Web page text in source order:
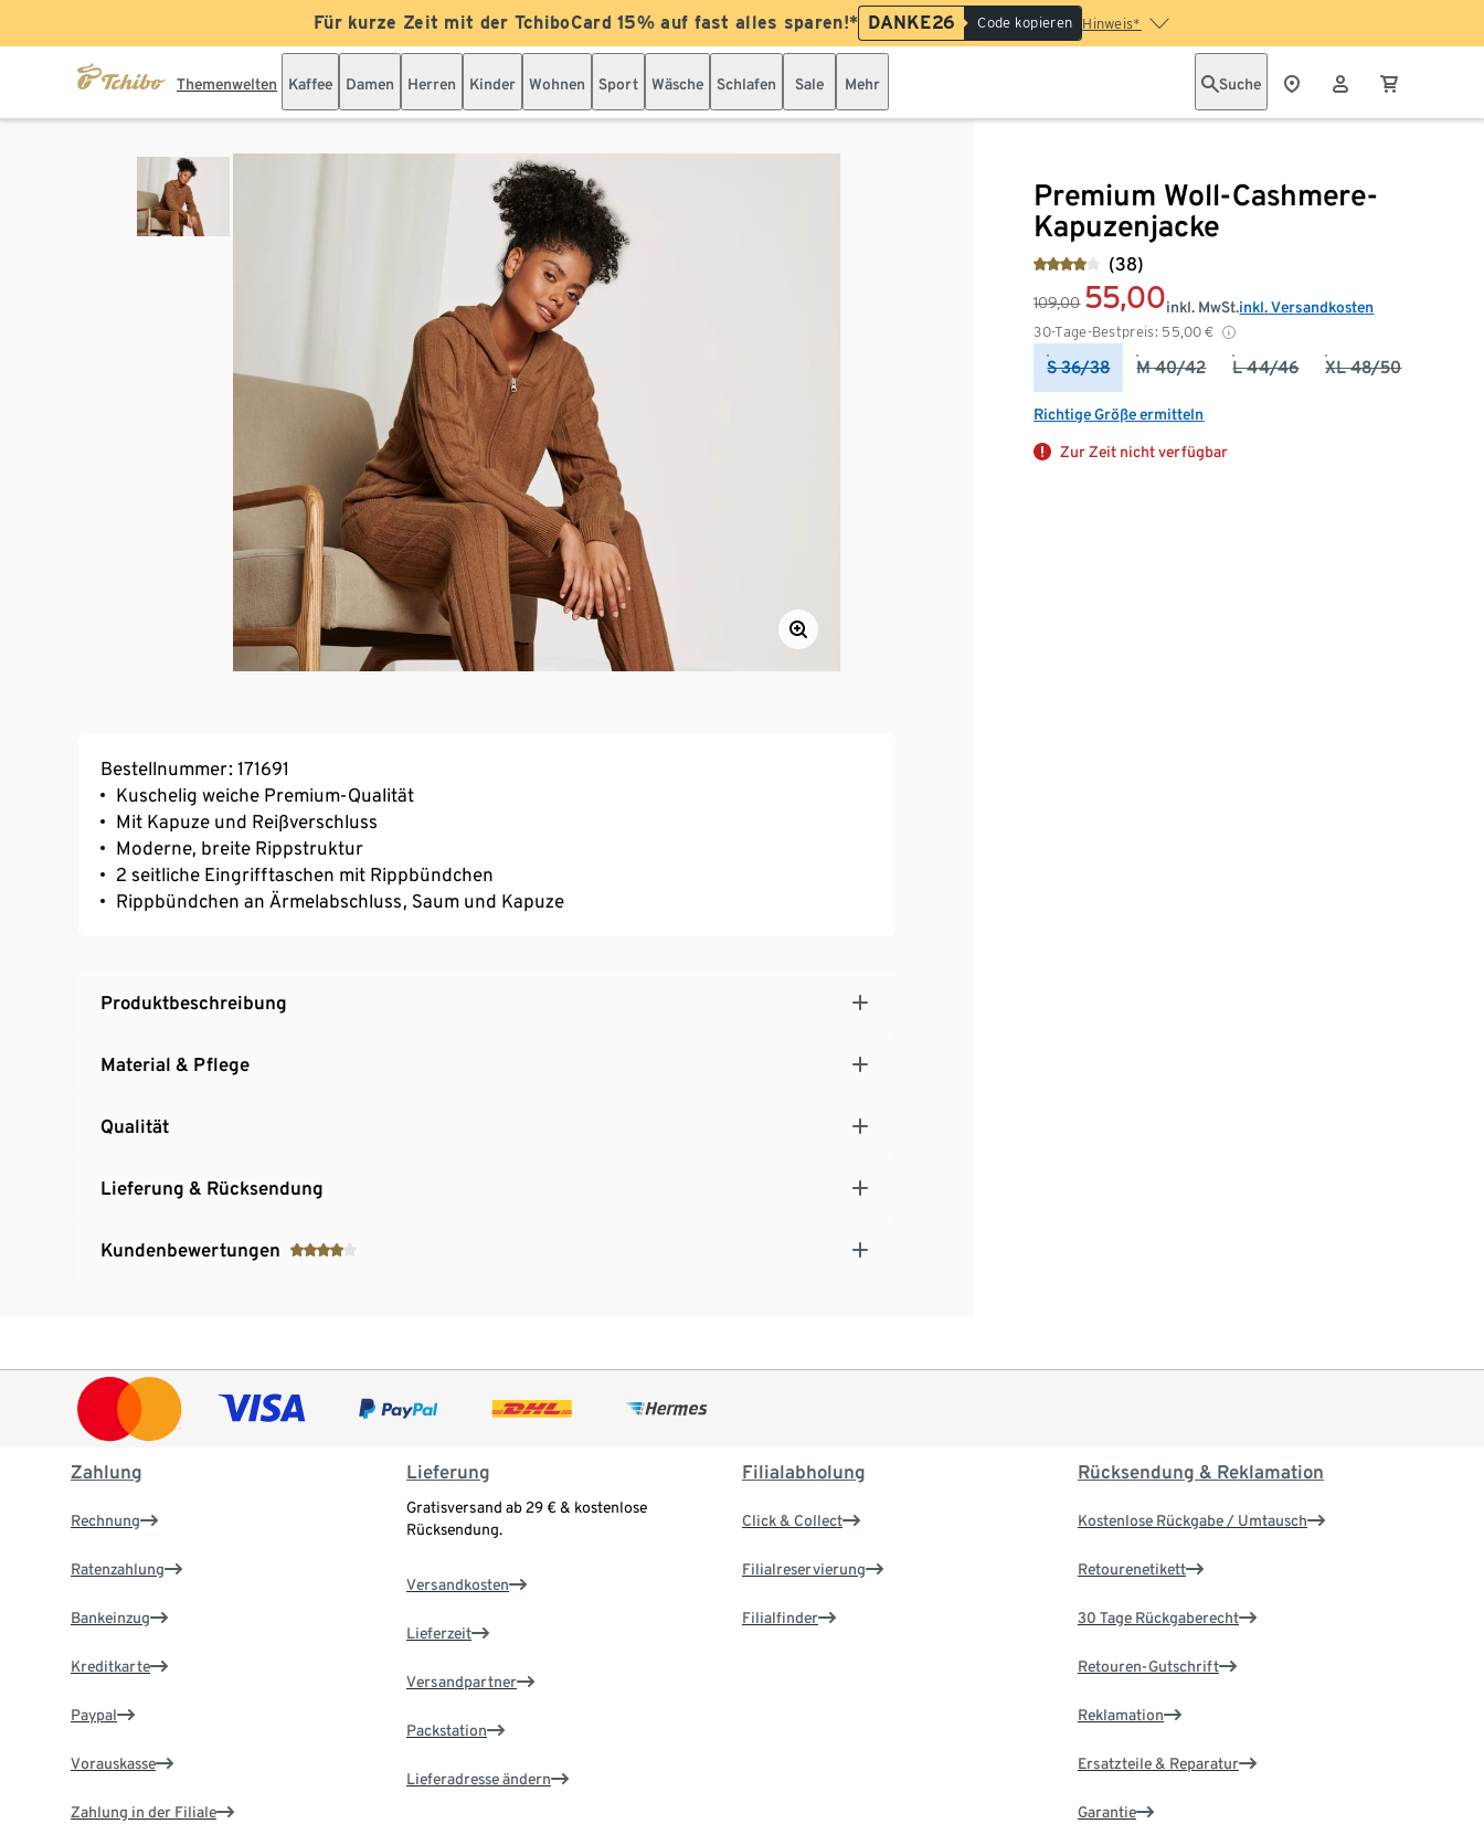
Für kurze Zeit mit der TchiboCard 15% auf fast alles sparen!* DANKE26 Code kopieren Hinweis*
Themenwelten Kaffee Damen Herren Kinder Wohnen Sport Wäsche Schlafen Sale Mehr Suche
Premium Woll-Cashmere-
Kapuzenjacke
(38)
109,00 55,00
30-Tage-Bestpreis: 55,00 €
inkl. MwSt.inkl. Versandkosten
S 36/38 M 40/42 L 44/46 XL 48/50
Richtige Größe ermitteln
Zur Zeit nicht verfügbar
Bestellnummer: 171691
Kuschelig weiche Premium-Qualität
Mit Kapuze und Reißverschluss
Moderne, breite Rippstruktur
2 seitliche Eingrifftaschen mit Rippbündchen
Rippbündchen an Ärmelabschluss, Saum und Kapuze
Produktbeschreibung
Material & Pflege
Qualität
Lieferung & Rücksendung
Kundenbewertungen
Zahlung
Rechnung
Ratenzahlung
Bankeinzug
Kreditkarte
Paypal
Vorauskasse
Zahlung in der Filiale
Lieferung
Gratisversand ab 29 € & kostenlose
Rücksendung.
Versandkosten
Lieferzeit
Versandpartner
Packstation
Lieferadresse ändern
Filialabholung
Click & Collect
Filialreservierung
Filialfinder
Rücksendung & Reklamation
Kostenlose Rückgabe / Umtausch
Retourenetikett
30 Tage Rückgaberecht
Retouren-Gutschrift
Reklamation
Ersatzteile & Reparatur
Garantie